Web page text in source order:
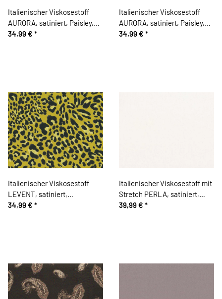
Italienischer Viskosestoff
AURORA, satiniert, Paisley,
blau
34,99 € *
Italienischer Viskosestoff
AURORA, satiniert, Paisley,
grün
34,99 € *
Italienischer Viskosestoff
LEVENT, satiniert,
Leopardenmuster, limette
34,99 € *
Italienischer Viskosestoff mit
Stretch PERLA, satiniert,
wollweiß
39,99 € *